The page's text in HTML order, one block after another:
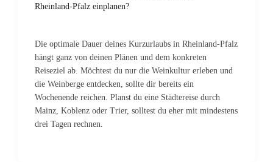
Rheinland-Pfalz einplanen?
Die optimale Dauer deines Kurzurlaubs in Rheinland-Pfalz
hängt ganz von deinen Plänen und dem konkreten
Reiseziel ab. Möchtest du nur die Weinkultur erleben und
die Weinberge entdecken, sollte dir bereits ein
Wochenende reichen. Planst du eine Städtereise durch
Mainz, Koblenz oder Trier, solltest du eher mit mindestens
drei Tagen rechnen.